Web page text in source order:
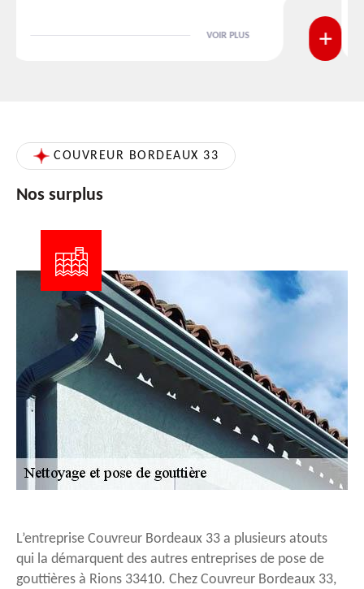
VOIR PLUS
COUVREUR BORDEAUX 33
Nos surplus
L’entreprise Couvreur Bordeaux 33 a plusieurs atouts
qui la démarquent des autres entreprises de pose de
gouttières à Rions 33410. Chez Couvreur Bordeaux 33,